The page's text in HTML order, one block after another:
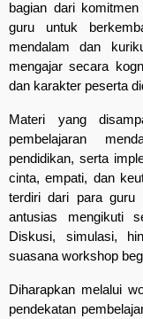
bagian dari
guru untuk
mendalam dan
mengajar secara
dan karakter peserta
Materi yang
pembelajaran
pendidikan, serta
cinta, empati, dan
terdiri dari para guru
antusias mengikuti
Diskusi, simulasi,
suasana workshop
Diharapkan melalui
pendekatan